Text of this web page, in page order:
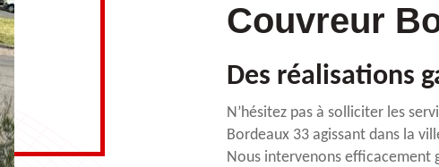
Couvreur
Des réalisations
N’hésitez pas à solliciter les
Bordeaux 33 agissant dans la
Nous intervenons efficacement